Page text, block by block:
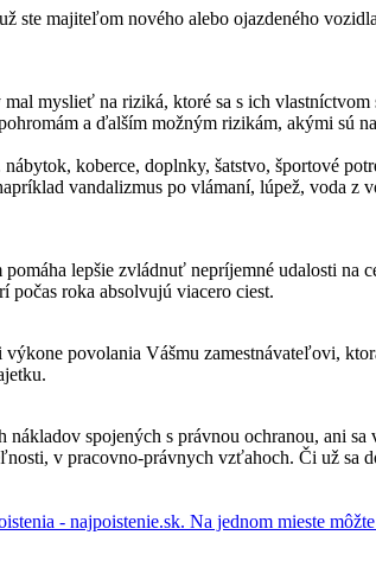
majiteľom nového alebo ojazdeného
myslieť na riziká, ktoré sa s ich
a ďalším možným rizikám, akými sú
koberce, doplnky, šatstvo, športové
vandalizmus po vlámaní, lúpež, voda z
lepšie zvládnuť nepríjemné udalosti na
počas roka absolvujú viacero ciest.
povolania Vášmu zamestnávateľovi,
spojených s právnou ochranou, ani
v pracovno-právnych vzťahoch. Či už sa
- najpoistenie.sk. Na jednom mieste